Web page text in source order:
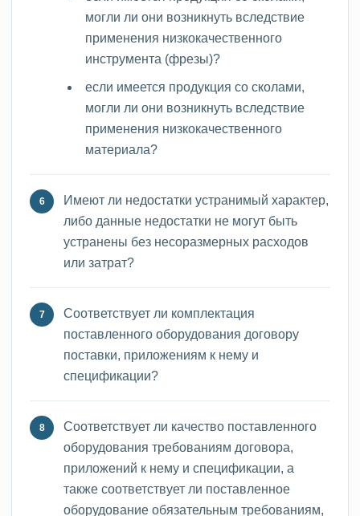
могли ли они возникнуть вследствие
применения низкокачественного
инструмента (фрезы)?
если имеется продукция со сколами,
могли ли они возникнуть вследствие
применения низкокачественного
материала?
Имеют ли недостатки устранимый характер,
либо данные недостатки не могут быть
устранены без несоразмерных расходов
или затрат?
Соответствует ли комплектация
поставленного оборудования договору
поставки, приложениям к нему и
спецификации?
Соответствует ли качество поставленного
оборудования требованиям договора,
приложений к нему и спецификации, а
также соответствует ли поставленное
оборудование обязательным требованиям,